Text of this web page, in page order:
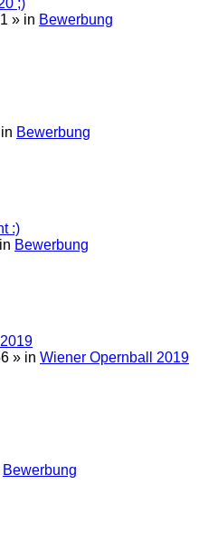
» in Bewerbung
Bewerbung
:)
Bewerbung
» in Wiener Opernball 2019
Bewerbung